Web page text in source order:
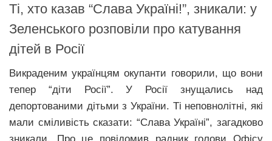
Ті, хто казав “Слава Україні!”, зникали: у
Зеленського розповіли про катування
дітей в Росії
Викраденим українцям окупанти говорили, що вони
тепер “діти Росії”. У Росії знущались над
депортованими дітьми з України. Ті неповнолітні, які
мали сміливість сказати: “Слава Україні”, загадково